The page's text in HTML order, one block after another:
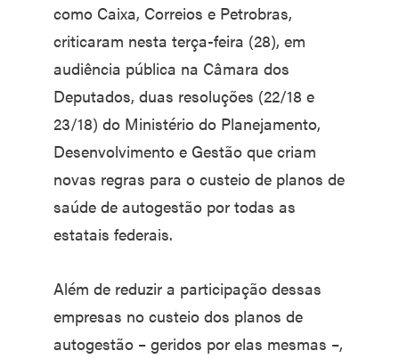
como Caixa, Correios e Petrobras,
criticaram nesta terça-feira (28), em
audiência pública na Câmara dos
Deputados, duas resoluções (22/18 e
23/18) do Ministério do Planejamento,
Desenvolvimento e Gestão que criam
novas regras para o custeio de planos de
saúde de autogestão por todas as
estatais federais.
Além de reduzir a participação dessas
empresas no custeio dos planos de
autogestão – geridos por elas mesmas –,